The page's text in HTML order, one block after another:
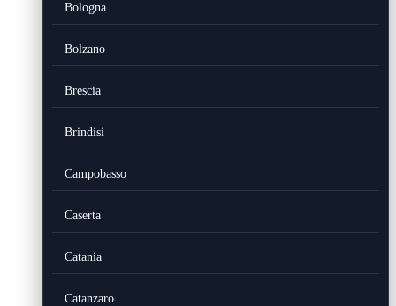
Bologna
Bolzano
Brescia
Brindisi
Campobasso
Caserta
Catania
Catanzaro